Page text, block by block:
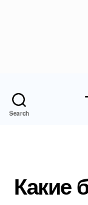
Search
Какие